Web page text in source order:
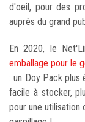
d'oeil, pour des
auprès du grand
En 2020, le
emballage pour le
: un Doy Pack plus
facile à stocker,
pour une utilisation